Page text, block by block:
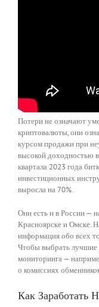
Потери не означают
криптовалюты, они
курсом продажи при
высокой доходностью
квартала 2023 года
инвестиционных
выросла на 70%.
Они есть и в России —
Красноярске и Омске.
информация обо всех
Чтобы выбрать лучшие
мониторинга —
о комиссиях
Как Заработать